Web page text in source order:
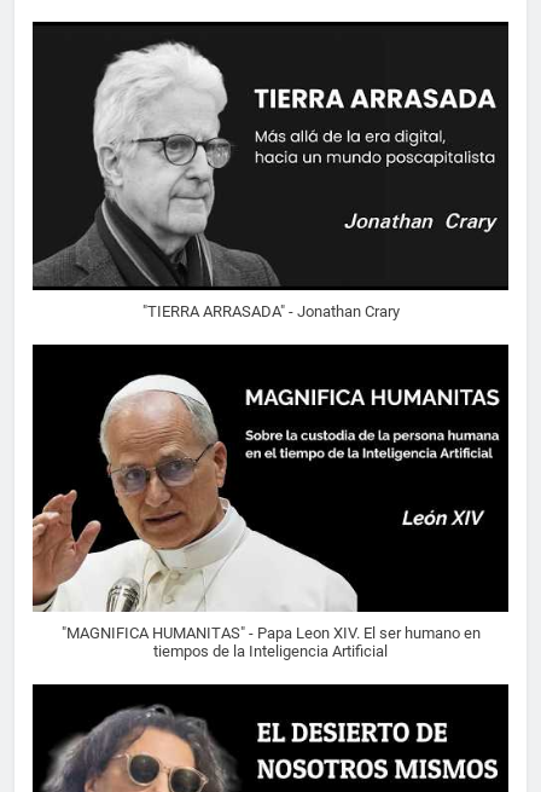
"TIERRA ARRASADA" - Jonathan Crary
"MAGNIFICA HUMANITAS" - Papa Leon XIV. El ser humano en
tiempos de la Inteligencia Artificial